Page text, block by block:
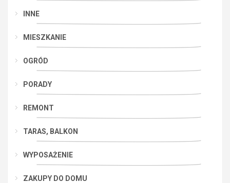
INNE
MIESZKANIE
OGRÓD
PORADY
REMONT
TARAS, BALKON
WYPOSAŻENIE
ZAKUPY DO DOMU